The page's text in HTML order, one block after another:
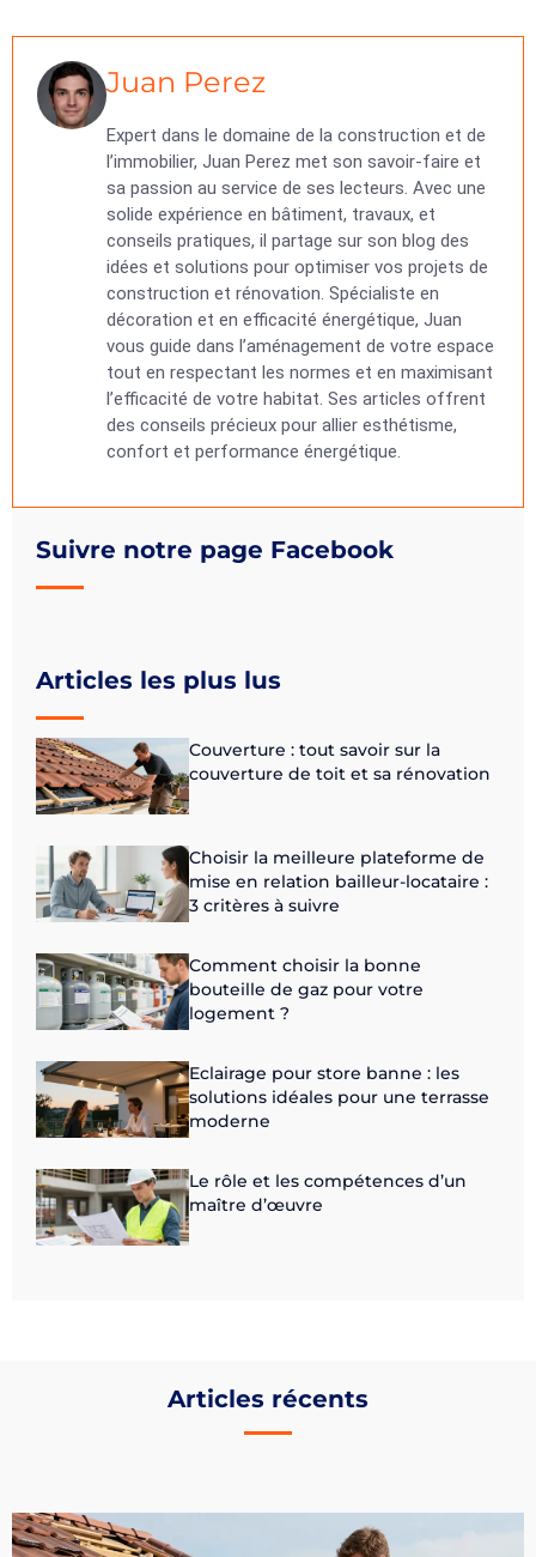
Suivre notre page Facebook
Articles les plus lus
Couverture : tout savoir sur la
couverture de toit et sa rénovation
Choisir la meilleure plateforme de
mise en relation bailleur-locataire :
3 critères à suivre
Comment choisir la bonne
bouteille de gaz pour votre
logement ?
Eclairage pour store banne : les
solutions idéales pour une terrasse
moderne
Le rôle et les compétences d’un
maître d’œuvre
Juan Perez
Expert dans le domaine de la construction et de
l’immobilier, Juan Perez met son savoir-faire et
sa passion au service de ses lecteurs. Avec une
solide expérience en bâtiment, travaux, et
conseils pratiques, il partage sur son blog des
idées et solutions pour optimiser vos projets de
construction et rénovation. Spécialiste en
décoration et en efficacité énergétique, Juan
vous guide dans l’aménagement de votre espace
tout en respectant les normes et en maximisant
l’efficacité de votre habitat. Ses articles offrent
des conseils précieux pour allier esthétisme,
confort et performance énergétique.
Articles récents